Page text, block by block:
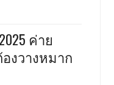
2025 ค่าย
งวางหมาก